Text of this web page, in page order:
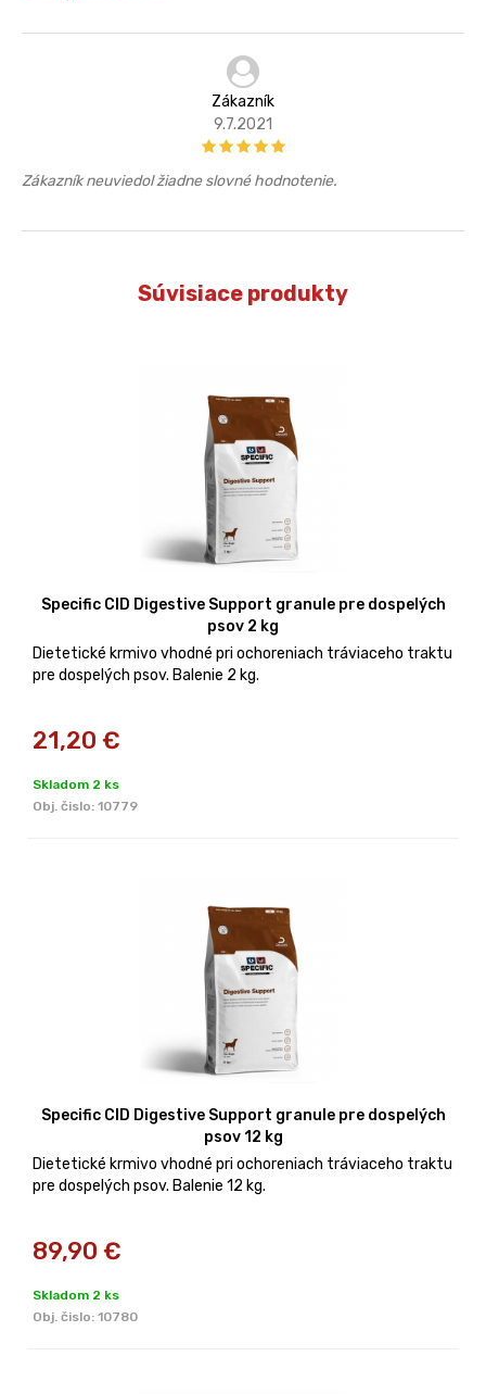
Zákazník
9.7.2021
Zákazník neuviedol žiadne slovné hodnotenie.
Súvisiace produkty
Specific CID Digestive Support granule pre dospelých
psov 2 kg
Dietetické krmivo vhodné pri ochoreniach tráviaceho traktu
pre dospelých psov. Balenie 2 kg.
21,20 €
Skladom 2 ks
Obj. čislo: 10779
Specific CID Digestive Support granule pre dospelých
psov 12 kg
Dietetické krmivo vhodné pri ochoreniach tráviaceho traktu
pre dospelých psov. Balenie 12 kg.
89,90 €
Skladom 2 ks
Obj. čislo: 10780